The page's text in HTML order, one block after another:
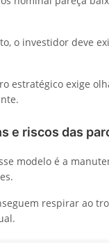
o investidor deve
estratégico exige
e riscos das
modelo é a
respirar ao